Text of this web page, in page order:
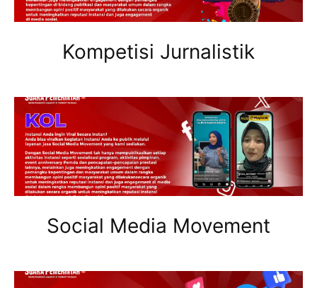
Kompetisi Jurnalistik
Social Media Movement